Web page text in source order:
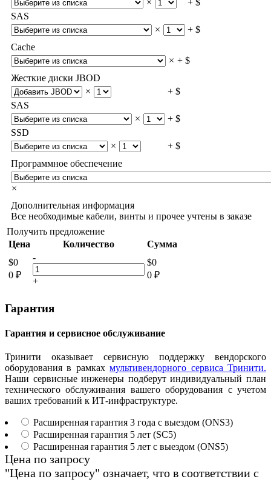
SAS
×
+ $
Cache
× + $
Жесткие диски JBOD
×
+ $
SAS
×
+ $
SSD
×
+ $
Программное обеспечение
×
Дополнительная информация
Все необходимые кабели, винты и прочее учтены в заказе
Получить предложение
Цена
Количество
Сумма
$0
0 ₽
-
+
$0
0 ₽
Гарантия
Гарантия и сервисное обслуживание
Тринити оказывает сервисную поддержку вендорского
оборудования в рамкахмультивендорного сервиса Тринити.
Наши сервисные инженеры подберут индивидуальный план
технического обслуживания вашего оборудования с учетом
ваших требований к ИТ-инфраструктуре.
Расширенная гарантия 3 года с выездом (ONS3)
Расширенная гарантия 5 лет (SC5)
Расширенная гарантия 5 лет с выездом (ONS5)
Цена по запросу
"Цена по запросу" означает, что в соответствии с